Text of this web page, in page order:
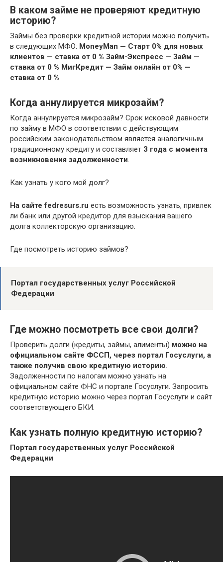
В каком займе не проверяют кредитную
историю?
Займы без проверки кредитной истории можно получить
в следующих МФО: MoneyMan — Старт 0% для новых
клиентов — ставка от 0 % Займ-Экспресс — Займ —
ставка от 0 % МигКредит — Займ онлайн от 0% —
ставка от 0 %
Когда аннулируется микрозайм?
Когда аннулируется микрозайм? Срок исковой давности
по займу в МФО в соответствии с действующим
российским законодательством является аналогичным
традиционному кредиту и составляет 3 года с момента
возникновения задолженности.
Как узнать у кого мой долг?
На сайте fedresurs.ru есть возможность узнать, привлек
ли банк или другой кредитор для взыскания вашего
долга коллекторскую организацию.
Где посмотреть историю займов?
Портал государственных услуг Российской
Федерации
Где можно посмотреть все свои долги?
Проверить долги (кредиты, займы, алименты) можно на
официальном сайте ФССП, через портал Госуслуги, а
также получив свою кредитную историю.
Задолженности по налогам можно узнать на
официальном сайте ФНС и портале Госуслуги. Запросить
кредитную историю можно через портал Госуслуги и сайт
соответствующего БКИ.
Как узнать полную кредитную историю?
Портал государственных услуг Российской
Федерации